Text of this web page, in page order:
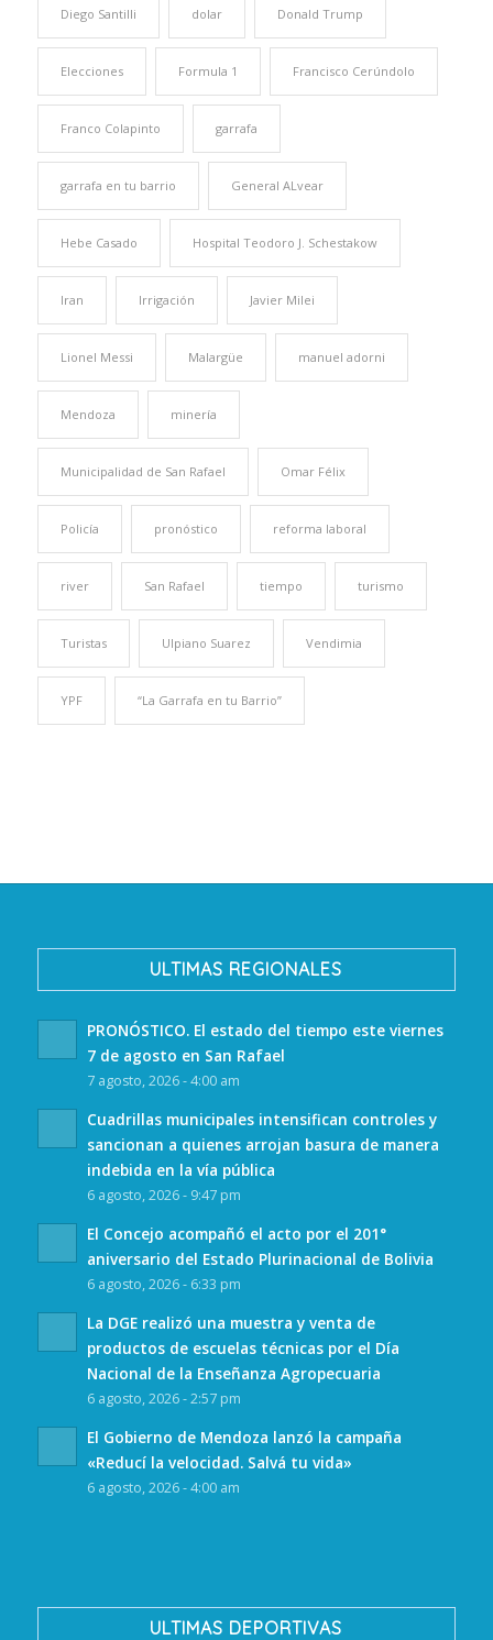
Diego Santilli dolar Donald Trump
Elecciones Formula 1 Francisco Cerúndolo
Franco Colapinto garrafa
garrafa en tu barrio General ALvear
Hebe Casado Hospital Teodoro J. Schestakow
Iran Irrigación Javier Milei
Lionel Messi Malargüe manuel adorni
Mendoza minería
Municipalidad de San Rafael Omar Félix
Policía pronóstico reforma laboral
river San Rafael tiempo turismo
Turistas Ulpiano Suarez Vendimia
YPF “La Garrafa en tu Barrio”
ULTIMAS REGIONALES
PRONÓSTICO. El estado del tiempo este viernes
7 de agosto en San Rafael
7 agosto, 2026 - 4:00 am
Cuadrillas municipales intensifican controles y
sancionan a quienes arrojan basura de manera
indebida en la vía pública
6 agosto, 2026 - 9:47 pm
El Concejo acompañó el acto por el 201°
aniversario del Estado Plurinacional de Bolivia
6 agosto, 2026 - 6:33 pm
La DGE realizó una muestra y venta de
productos de escuelas técnicas por el Día
Nacional de la Enseñanza Agropecuaria
6 agosto, 2026 - 2:57 pm
El Gobierno de Mendoza lanzó la campaña
«Reducí la velocidad. Salvá tu vida»
6 agosto, 2026 - 4:00 am
ULTIMAS DEPORTIVAS